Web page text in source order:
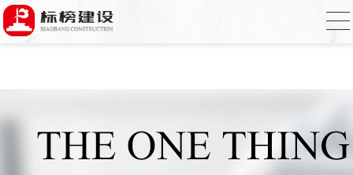
香蕉视频在线免费,香蕉视频导航,黄色香蕉
视频下载,91香蕉APP成人污在线观看